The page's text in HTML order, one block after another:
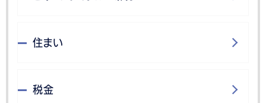
住まい
税金